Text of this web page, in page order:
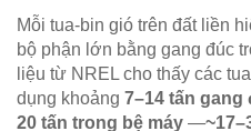
Mỗi tua-bin gió trên đất liền
bộ phận lớn bằng gang đúc
liệu từ NREL cho thấy các
dụng khoảng 7–14 tấn
20 tấn trong bệ máy —